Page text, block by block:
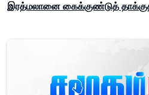
இரத்மலானை கைக்குண்டுத்